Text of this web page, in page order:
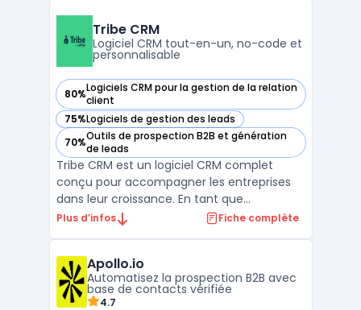
au marketing et à la relation client. Grâce à
son interface intuit ...
Tribe CRM
Logiciel CRM tout-en-un, no-code et
personnalisable
80%Logiciels CRM pour la gestion de la relation
client
— voir Tribe CRM dans cette catégorie
75%Logiciels de gestion des leads
— voir Tribe CRM dans cette catégorie
70%Outils de prospection B2B et génération
de leads
— voir Tribe CRM dans cette catégorie
Tribe CRM est un logiciel CRM complet
conçu pour accompagner les entreprises
dans leur croissance. En tant que
plateforme CRM tout-en-un, il offre une
service client. Grâce à son approche crm
no-code, les utilisate ...
Plus d’infos Fiche complète
Apollo.io
Automatisez la prospection B2B avec
base de contacts vérifiée
4.7